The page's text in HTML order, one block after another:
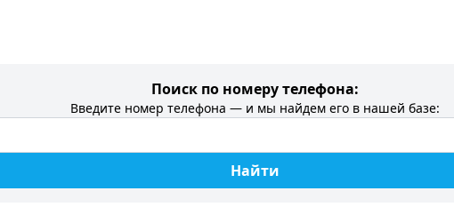
Поиск по номеру телефона:
Введите номер телефона — и мы найдем его в нашей базе:
Найти